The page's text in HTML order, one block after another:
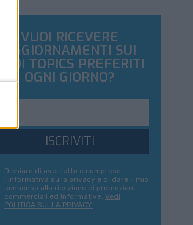
VUOI RICEVERE
AGGIORNAMENTI SUI
TUOI TOPICS PREFERITI
OGNI GIORNO?
ISCRIVITI
Dichiaro di aver letto e compreso
l'informativa sulla privacy e di dare il mio
consenso alla ricezione di promozioni
commerciali ed informative. Vedi
POLITICA SULLA PRIVACY.